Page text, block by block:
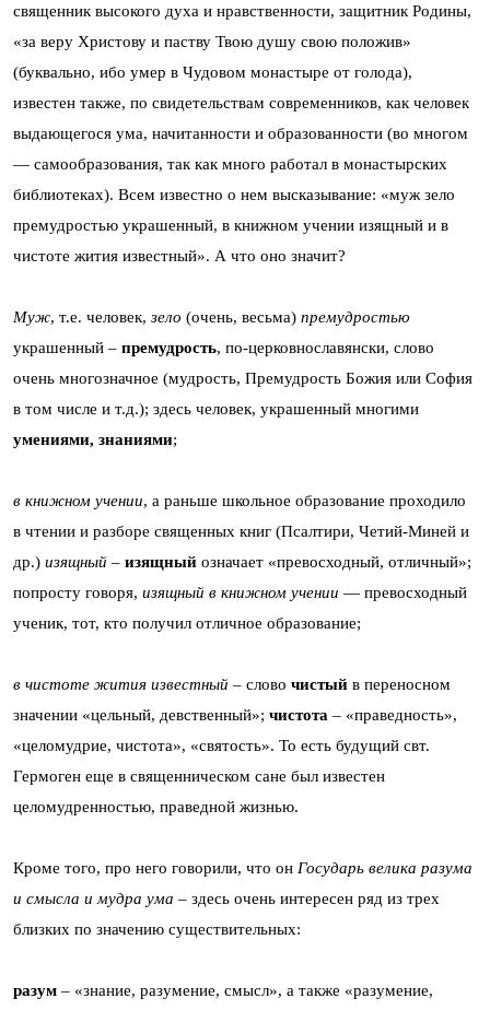
священник высокого духа и нравственности, защитник Родины,
«за веру Христову и паству Твою душу свою положив»
(буквально, ибо умер в Чудовом монастыре от голода),
известен также, по свидетельствам современников, как человек
выдающегося ума, начитанности и образованности (во многом
— самообразования, так как много работал в монастырских
библиотеках). Всем известно о нем высказывание: «муж зело
премудростью украшенный, в книжном учении изящный и в
чистоте жития известный». А что оно значит?
Муж, т.е. человек, зело (очень, весьма) премудростью
украшенный – премудрость, по-церковнославянски, слово
очень многозначное (мудрость, Премудрость Божия или София
в том числе и т.д.); здесь человек, украшенный многими
умениями, знаниями;
в книжном учении, а раньше школьное образование проходило
в чтении и разборе священных книг (Псалтири, Четий-Миней и
др.) изящный – изящный означает «превосходный, отличный»;
попросту говоря, изящный в книжном учении — превосходный
ученик, тот, кто получил отличное образование;
в чистоте жития известный – слово чистый в переносном
значении «цельный, девственный»; чистота – «праведность»,
«целомудрие, чистота», «святость». То есть будущий свт.
Гермоген еще в священническом сане был известен
целомудренностью, праведной жизнью.
Кроме того, про него говорили, что он Государь велика разума
и смысла и мудра ума – здесь очень интересен ряд из трех
близких по значению существительных:
разум – «знание, разумение, смысл», а также «разумение,